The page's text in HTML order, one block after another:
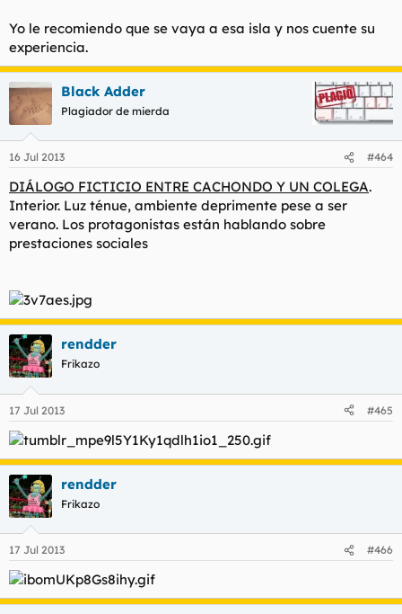
Yo le recomiendo que se vaya a esa isla y nos cuente su
experiencia.
Black Adder
Plagiador de mierda
16 Jul 2013 #464
DIÁLOGO FICTICIO ENTRE CACHONDO Y UN COLEGA.
Interior. Luz ténue, ambiente deprimente pese a ser
verano. Los protagonistas están hablando sobre
prestaciones sociales
rendder
Frikazo
17 Jul 2013 #465
rendder
Frikazo
17 Jul 2013 #466